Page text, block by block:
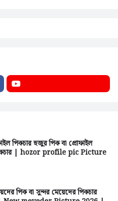
পিকচার হুজুর পিক বা প্রোফাইল
| hozor profile pic Picture
পিক বা সুন্দর মেয়েদের পিকচার